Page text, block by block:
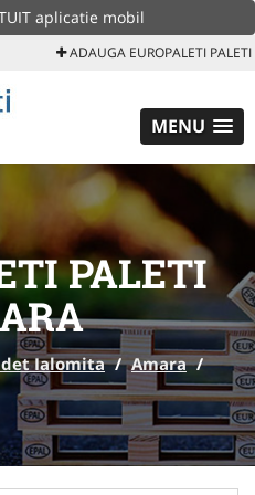
aplicatie mobil
ADAUGA EUROPALETI PALETI
MENU
PALETI
Ialomita / Amara /